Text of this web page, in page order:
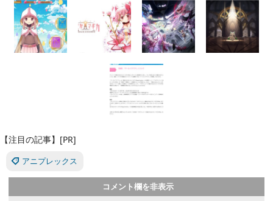
【注目の記事】[PR]
アニプレックス
コメント欄を非表示